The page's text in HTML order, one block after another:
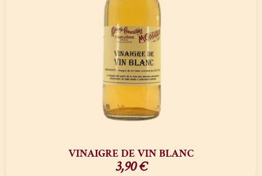
VINAIGRE DE VIN BLANC
3,90€